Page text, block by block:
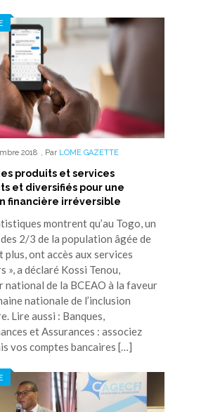
2018 , Par LOME GAZETTE
produits et services
et diversifiés pour une
financière irréversible
montrent qu’au Togo, un
2/3 de la population âgée de
plus, ont accès aux services
», a déclaré Kossi Tenou,
national de la BCEAO à la faveur
nationale de l’inclusion
Lire aussi : Banques,
et Assurances : associez
vos comptes bancaires […]